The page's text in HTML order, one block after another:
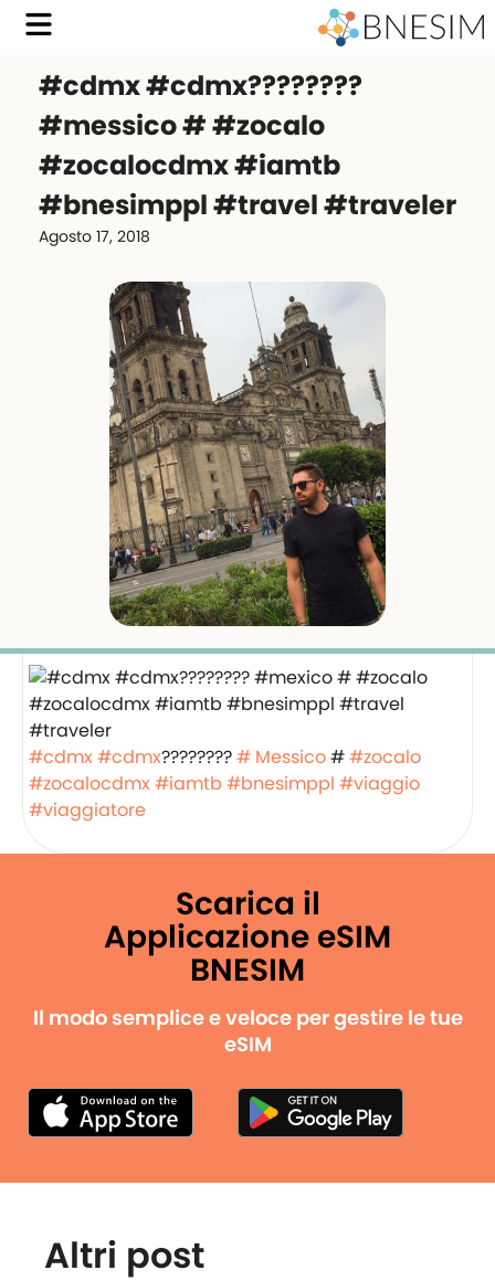
#cdmx #cdmx????????
#messico # #zocalo
#zocalocdmx #iamtb
#bnesimppl #travel #traveler
Agosto 17, 2018
#cdmx#cdmx????????# Messico##zocalo
#zocalocdmx#iamtb #bnesimppl #viaggio
#viaggiatore
Scarica il
Applicazione eSIM
BNESIM
Il modo semplice e veloce per gestire le tue
eSIM
Altri post